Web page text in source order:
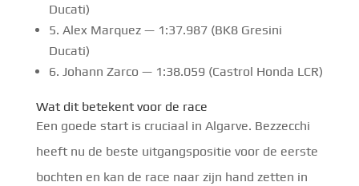
Ducati)
5. Alex Marquez — 1:37.987 (BK8 Gresini
Ducati)
6. Johann Zarco — 1:38.059 (Castrol Honda LCR)
Wat dit betekent voor de race
Een goede start is cruciaal in Algarve. Bezzecchi
heeft nu de beste uitgangspositie voor de eerste
bochten en kan de race naar zijn hand zetten in